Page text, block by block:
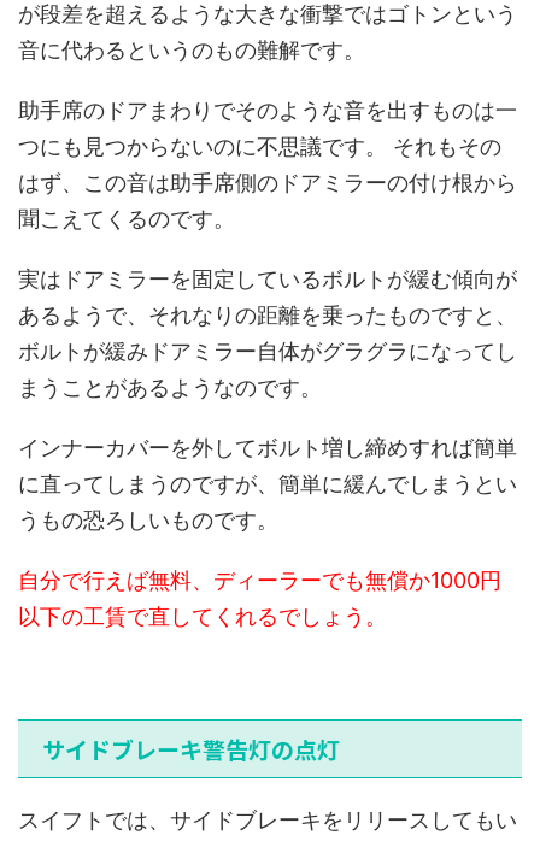
が段差を超えるような大きな衝撃ではゴトンという
音に代わるというのもの難解です。
助手席のドアまわりでそのような音を出すものは一
つにも見つからないのに不思議です。 それもその
はず、この音は助手席側のドアミラーの付け根から
聞こえてくるのです。
実はドアミラーを固定しているボルトが緩む傾向が
あるようで、それなりの距離を乗ったものですと、
ボルトが緩みドアミラー自体がグラグラになってし
まうことがあるようなのです。
インナーカバーを外してボルト増し締めすれば簡単
に直ってしまうのですが、簡単に緩んでしまうとい
うもの恐ろしいものです。
自分で行えば無料、ディーラーでも無償か1000円
以下の工賃で直してくれるでしょう。
サイドブレーキ警告灯の点灯
スイフトでは、サイドブレーキをリリースしてもい